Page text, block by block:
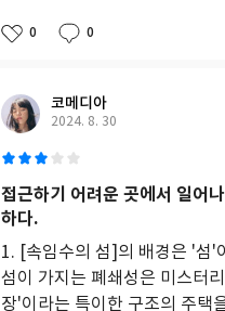
0 0
코메디아
2024. 8. 30
접근하기 어려운 곳에서 일어
하다.
1. [속임수의 섬]의 배경은 '섬'
섬이 가지는 폐쇄성은 미스터
장'이라는 특이한 구조의 주택